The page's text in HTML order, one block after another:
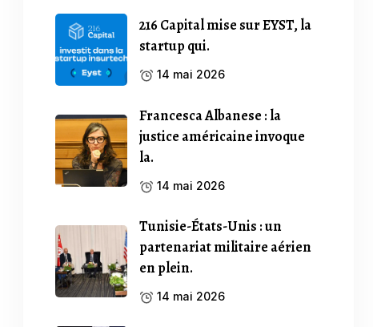
216 Capital mise sur EYST, la
startup qui.
14 mai 2026
Francesca Albanese : la
justice américaine invoque
la.
14 mai 2026
Tunisie-États-Unis : un
partenariat militaire aérien
en plein.
14 mai 2026